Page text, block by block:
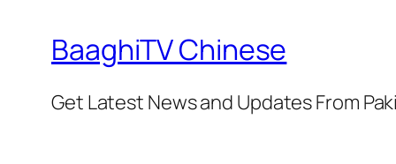
BaaghiTV Chinese
Get Latest News and Updates From